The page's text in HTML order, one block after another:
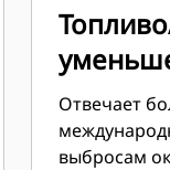
Отвечает
выбросам